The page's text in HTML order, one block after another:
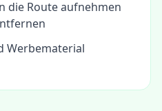
die Route aufnehmen
Werbematerial